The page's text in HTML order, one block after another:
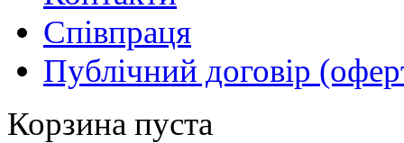
Співпраця
Публічний договір
Корзина пуста